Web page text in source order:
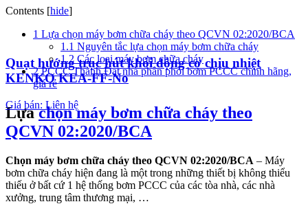
Quạt hướng trục hút khói động cơ chịu nhiệt
KENKO KEA-FF-No
Giá bán: Liên hệ
Contents [hide]
1 Lựa chọn máy bơm chữa cháy theo QCVN 02:2020/BCA
1.1 Nguyên tắc lựa chọn máy bơm chữa cháy
1.2 Các loại máy bơm chữa cháy
2PCCC Thành Đạt nhà phân phối bơm PCCC chính hãng,
giá rẻ
Lựachọn máy bơm chữa cháy theo
QCVN 02:2020/BCA
Chọn máy bơm chữa cháy theo QCVN 02:2020/BCA – Máy
bơm chữa cháy hiện đang là một trong những thiết bị không thiểu
thiếu ở bất cứ 1 hệ thống bơm PCCC của các tòa nhà, các nhà
xưởng, trung tâm thương mại, …